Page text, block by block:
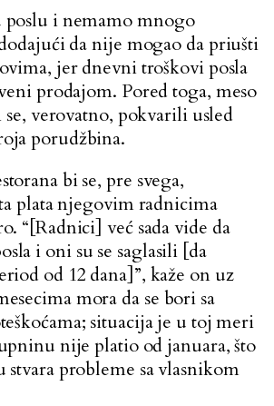
poslu i nemamo mnogo
dodajući da nije mogao da priušti
jer dnevni troškovi posla
prodajom. Pored toga, meso
se, verovatno, pokvarili usled
porudžbina.
bi se, pre svega,
plata njegovim radnicima
“[Radnici] već sada vide da
i oni su se saglasili [da
od 12 dana]”, kaže on uz
mora da se bori sa
situacija je u toj meri
nije platio od januara, što
stvara probleme sa vlasnikom